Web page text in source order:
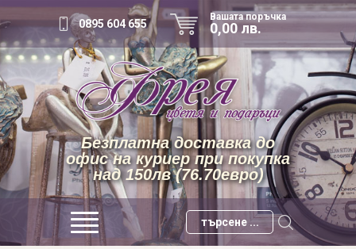
0895 604 655
Вашата поръчка
0,00 лв.
Безплатна доставка до
офис на куриер при покупка
над 150лв (76.70евро)